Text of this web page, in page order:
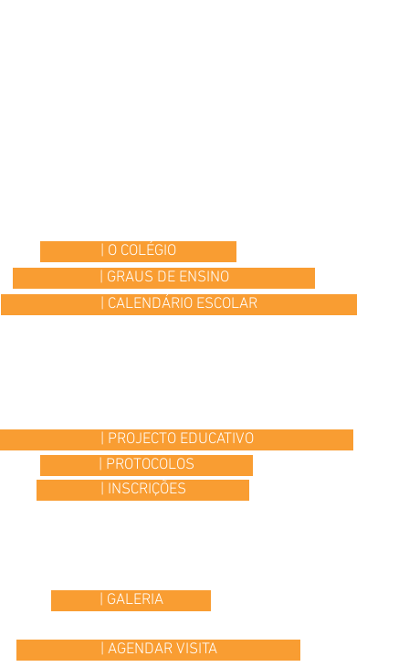
| O COLÉGIO
| GRAUS DE ENSINO
| CALENDÁRIO ESCOLAR
| PROJECTO EDUCATIVO
| PROTOCOLOS
| INSCRIÇÕES
| GALERIA
| AGENDAR VISITA